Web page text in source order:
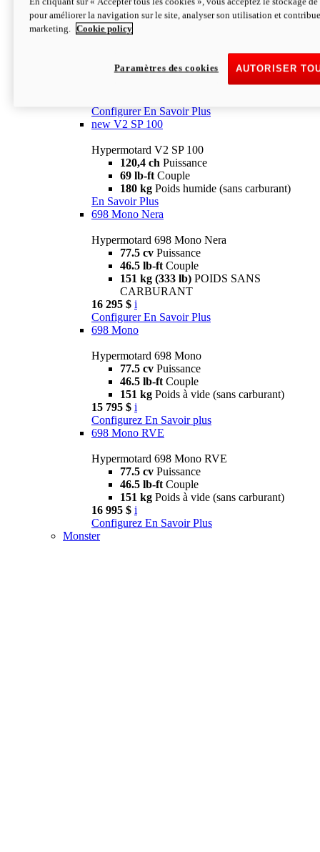
Configurer En Savoir Plus
newV2 SP
69 lb-ftCouple
Poids humide (sans carburant)
Configurer En Savoir Plus
new V2 SP 100
Hypermotard V2 SP 100
120,4 ch Puissance
69 lb-ft Couple
180 kg Poids humide (sans carburant)
En Savoir Plus
698 Mono Nera
Hypermotard 698 Mono Nera
77.5 cv Puissance
46.5 lb-ft Couple
151 kg (333 lb) POIDS SANS
CARBURANT
16 295 $ i
Configurer En Savoir Plus
698 Mono
Hypermotard 698 Mono
77.5 cv Puissance
46.5 lb-ft Couple
151 kg Poids à vide (sans carburant)
15 795 $ i
Configurez En Savoir plus
698 Mono RVE
Hypermotard 698 Mono RVE
77.5 cv Puissance
46.5 lb-ft Couple
151 kg Poids à vide (sans carburant)
16 995 $ i
Configurez En Savoir Plus
Monster
pour améliorer la navigation sur le site, analyser son utilisation et
marketing.
Cookie policy
AUTORISER
Paramètres des cookies